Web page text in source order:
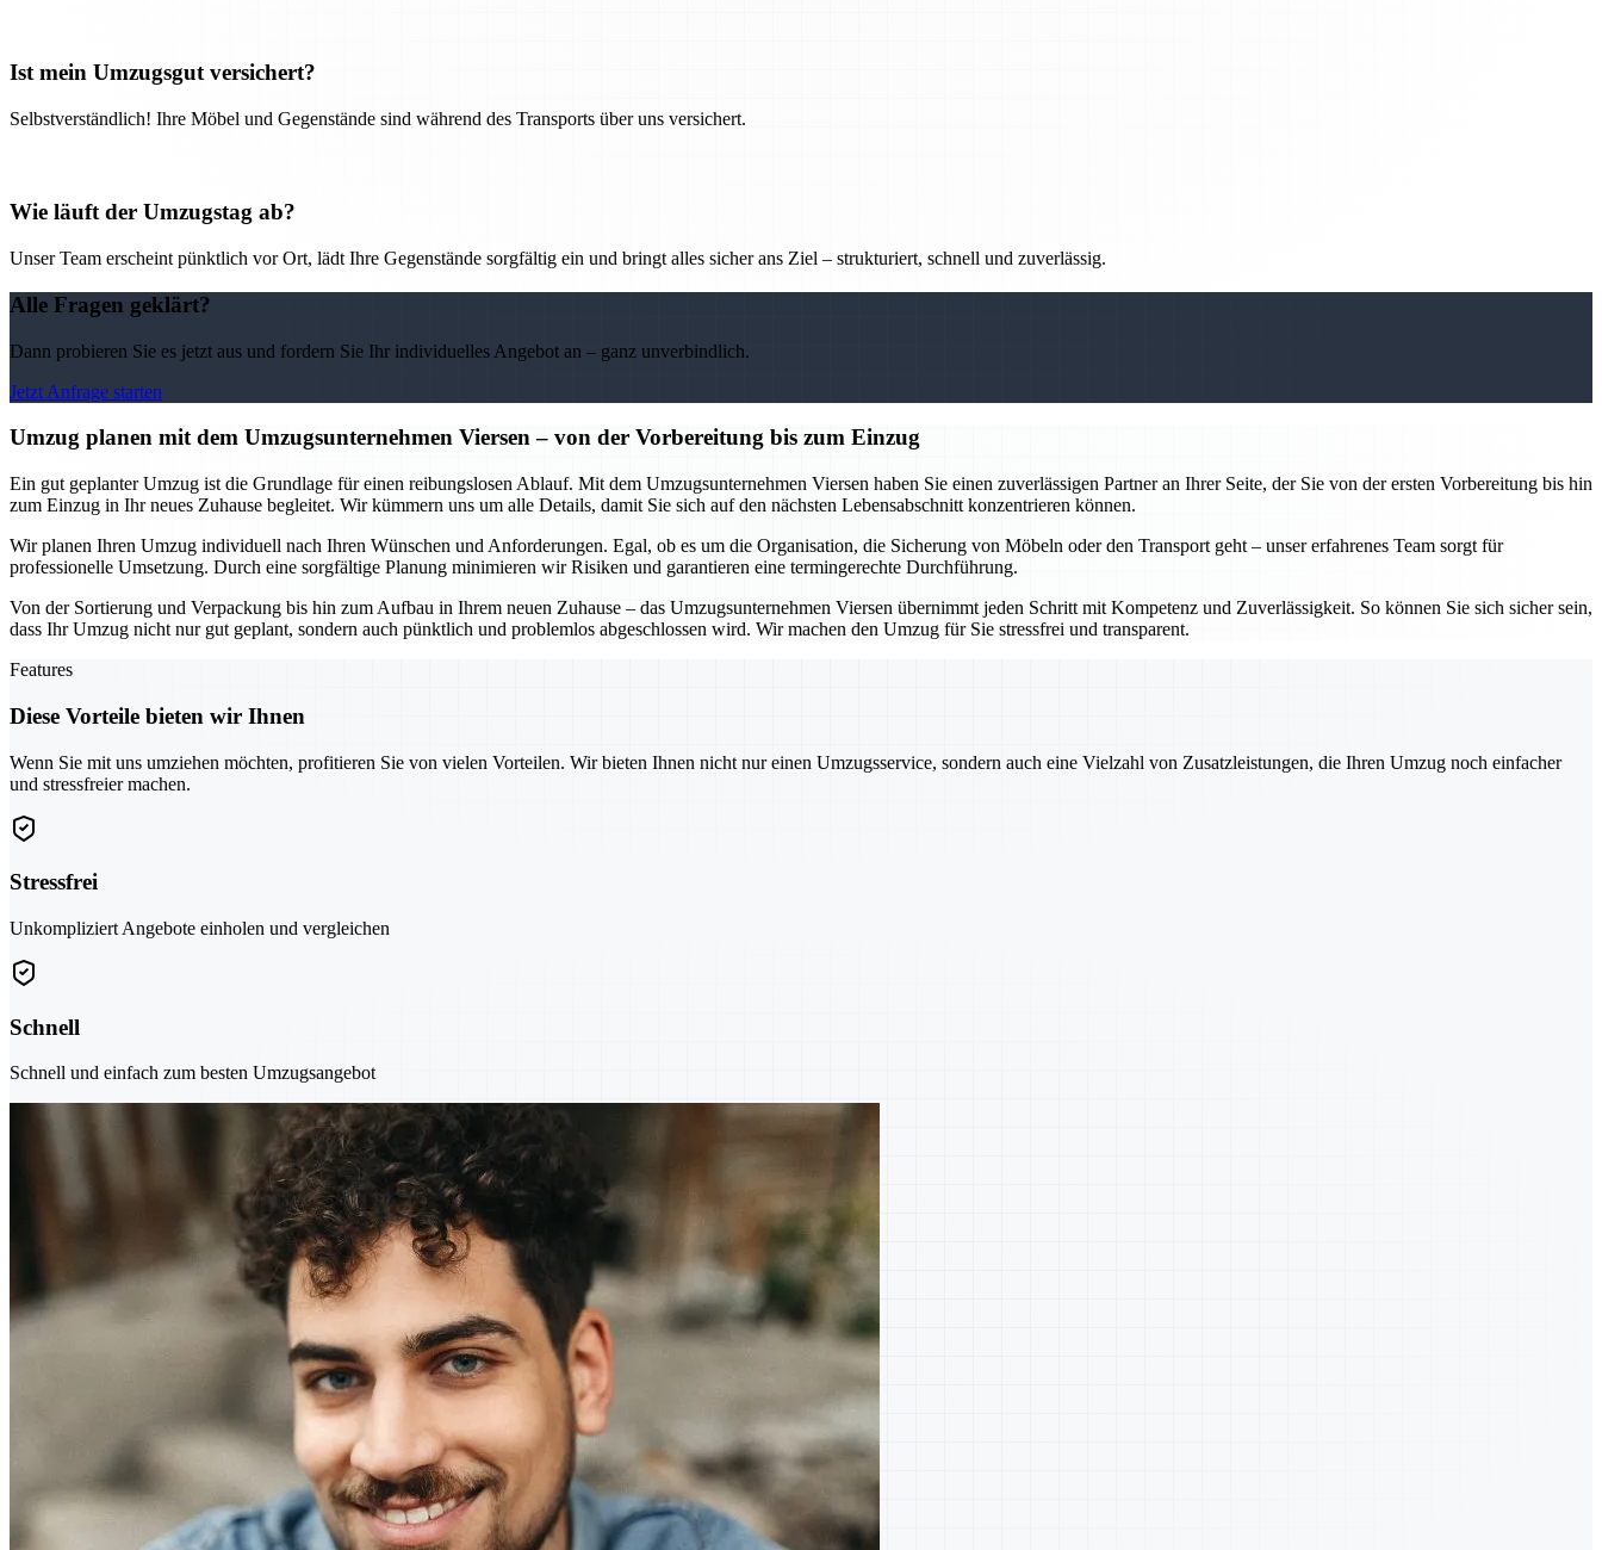
Ist mein Umzugsgut versichert?
Selbstverständlich! Ihre Möbel und Gegenstände sind während des Transports über uns versichert.
Wie läuft der Umzugstag ab?
Unser Team erscheint pünktlich vor Ort, lädt Ihre Gegenstände sorgfältig ein und bringt alles sicher ans Ziel – strukturiert, schnell und zuverlässig.
Alle Fragen geklärt?
Dann probieren Sie es jetzt aus und fordern Sie Ihr individuelles Angebot an – ganz unverbindlich.
Jetzt Anfrage starten
Umzug planen mit dem Umzugsunternehmen Viersen – von der Vorbereitung bis zum Einzug
Ein gut geplanter Umzug ist die Grundlage für einen reibungslosen Ablauf. Mit dem Umzugsunternehmen Viersen haben Sie einen zuverlässigen Partner an Ihrer Seite, der Sie von der ersten Vorbereitung bis hin
zum Einzug in Ihr neues Zuhause begleitet. Wir kümmern uns um alle Details, damit Sie sich auf den nächsten Lebensabschnitt konzentrieren können.
Wir planen Ihren Umzug individuell nach Ihren Wünschen und Anforderungen. Egal, ob es um die Organisation, die Sicherung von Möbeln oder den Transport geht – unser erfahrenes Team sorgt für
professionelle Umsetzung. Durch eine sorgfältige Planung minimieren wir Risiken und garantieren eine termingerechte Durchführung.
Von der Sortierung und Verpackung bis hin zum Aufbau in Ihrem neuen Zuhause – das Umzugsunternehmen Viersen übernimmt jeden Schritt mit Kompetenz und Zuverlässigkeit. So können Sie sich sicher sein,
dass Ihr Umzug nicht nur gut geplant, sondern auch pünktlich und problemlos abgeschlossen wird. Wir machen den Umzug für Sie stressfrei und transparent.
Features
Diese Vorteile bieten wir Ihnen
Wenn Sie mit uns umziehen möchten, profitieren Sie von vielen Vorteilen. Wir bieten Ihnen nicht nur einen Umzugsservice, sondern auch eine Vielzahl von Zusatzleistungen, die Ihren Umzug noch einfacher
und stressfreier machen.
Stressfrei
Unkompliziert Angebote einholen und vergleichen
Schnell
Schnell und einfach zum besten Umzugsangebot